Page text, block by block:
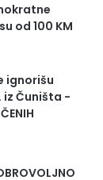
od 100 KM
ignorišu
iz Čuništa -